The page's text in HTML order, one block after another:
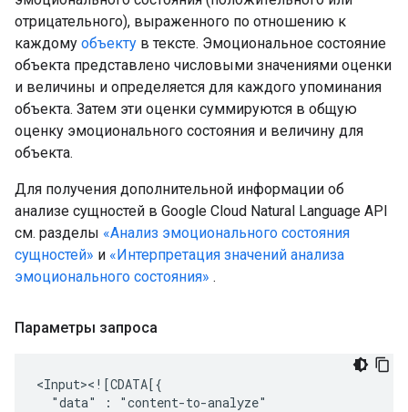
отрицательного), выраженного по отношению к
каждому объекту в тексте. Эмоциональное состояние
объекта представлено числовыми значениями оценки
и величины и определяется для каждого упоминания
объекта. Затем эти оценки суммируются в общую
оценку эмоционального состояния и величину для
объекта.
Для получения дополнительной информации об
анализе сущностей в Google Cloud Natural Language API
см. разделы «Анализ эмоционального состояния
сущностей» и «Интерпретация значений анализа
эмоционального состояния» .
Параметры запроса
"data"
:
"content-to-analyze"